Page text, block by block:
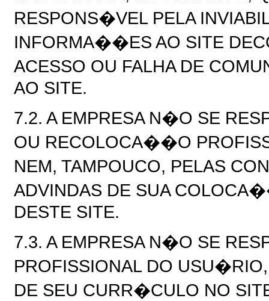
RESPONS�VEL PELA
INFORMA��ES AO SITE
ACESSO OU FALHA DE
AO SITE.
7.2. A EMPRESA N�O SE
OU RECOLOCA��O
NEM, TAMPOUCO, PELAS
ADVINDAS DE SUA
DESTE SITE.
7.3. A EMPRESA N�O SE
PROFISSIONAL DO
DE SEU CURR�CULO NO